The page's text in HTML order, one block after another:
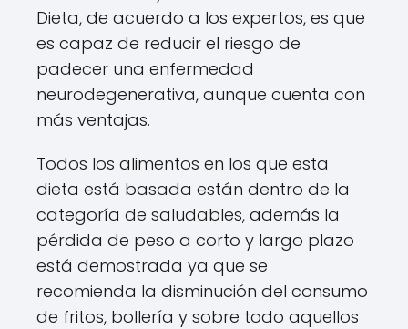
Dieta, de acuerdo a los expertos, es que
es capaz de reducir el riesgo de
padecer una enfermedad
neurodegenerativa, aunque cuenta con
más ventajas.
Todos los alimentos en los que esta
dieta está basada están dentro de la
categoría de saludables, además la
pérdida de peso a corto y largo plazo
está demostrada ya que se
recomienda la disminución del consumo
de fritos, bollería y sobre todo aquellos